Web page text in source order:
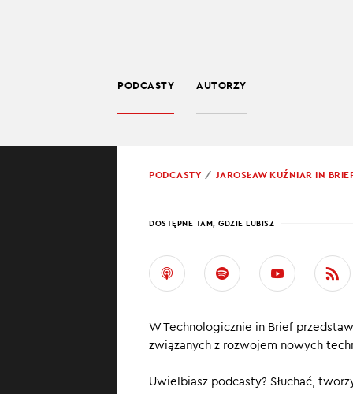
PODCASTY AUTORZY
PROWADZĄCY:
W
Bitcoin bije
PODCASTY
JAROSŁAW KUŹNIAR IN
DOSTĘPNE TAM, GDZIE LUBISZ
W Technologicznie in Brief
związanych z rozwojem nowych
Uwielbiasz podcasty? Słuchać,